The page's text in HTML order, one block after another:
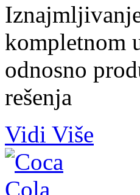
kompletnom
odnosno
rešenja
Vidi Više